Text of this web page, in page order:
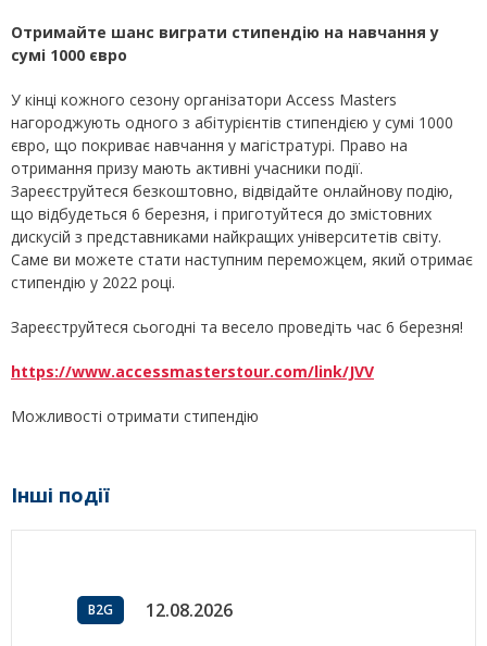
Отримайте шанс виграти стипендію на навчання у
сумі 1000 євро
У кінці кожного сезону організатори Access Masters
нагороджують одного з абітурієнтів стипендією у сумі 1000
євро, що покриває навчання у магістратурі. Право на
отримання призу мають активні учасники події.
Зареєструйтеся безкоштовно, відвідайте онлайнову подію,
що відбудеться 6 березня, і приготуйтеся до змістовних
дискусій з представниками найкращих університетів світу.
Саме ви можете стати наступним переможцем, який отримає
стипендію у 2022 році.
Зареєструйтеся сьогодні та весело проведіть час 6 березня!
https://www.accessmasterstour.com/link/JVV
Можливості отримати стипендію
Інші події
B2G 12.08.2026